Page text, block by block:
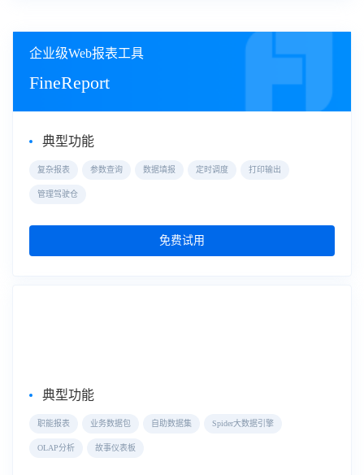
企业级Web报表工具
FineReport
典型功能
复杂报表 参数查询 数据填报 定时调度 打印输出
管理驾驶仓
免费试用
典型功能
职能报表 业务数据包 自助数据集 Spider大数据引擎
OLAP分析 故事仪表板